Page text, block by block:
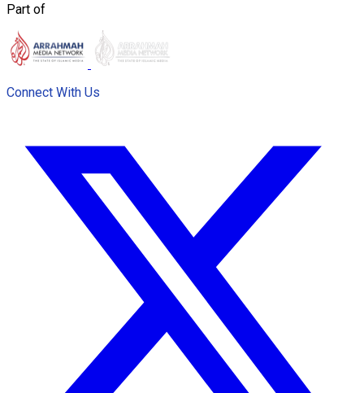
Part of
Connect With Us